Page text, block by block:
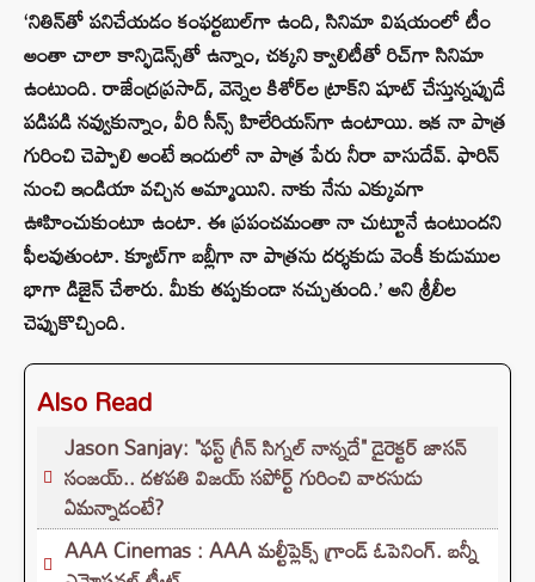
‘నితిన్‌తో పనిచేయడం కంఫర్టబుల్‌గా ఉంది, సినిమా విషయంలో టీం
అంతా చాలా కాన్ఫిడెన్స్‌తో ఉన్నాం, చక్కని క్వాలిటీతో రిచ్‌గా సినిమా
ఉంటుంది. రాజేంద్రప్రసాద్‌, వెన్నెల కిశోర్‌ల ట్రాక్‌ని షూట్‌ చేస్తున్నప్పుడే
పడిపడి నవ్వుకున్నాం, వీరి సీన్స్‌ హిలేరియస్‌గా ఉంటాయి. ఇక నా పాత్ర
గురించి చెప్పాలి అంటే ఇందులో నా పాత్ర పేరు నీరా వాసుదేవ్‌. ఫారిన్‌
నుంచి ఇండియా వచ్చిన అమ్మాయిని. నాకు నేను ఎక్కువగా
ఊహించుకుంటూ ఉంటా. ఈ ప్రపంచమంతా నా చుట్టూనే ఉంటుందని
ఫీలవుతుంటా. క్యూట్‌గా బబ్లీగా నా పాత్రను దర్శకుడు వెంకీ కుడుముల
భాగా డిజైన్‌ చేశారు. మీకు తప్పకుండా నచ్చుతుంది.’ అని శ్రీలీల
చెప్పుకొచ్చింది.
Also Read
Jason Sanjay: "ఫస్ట్ గ్రీన్ సిగ్నల్ నాన్నదే" డైరెక్టర్‌ జాసన్
సంజయ్.. దళపతి విజయ్ సపోర్ట్ గురించి వారసుడు
ఏమన్నాడంటే?
AAA Cinemas : AAA మల్టీప్లెక్స్ గ్రాండ్ ఓపెనింగ్. బన్నీ